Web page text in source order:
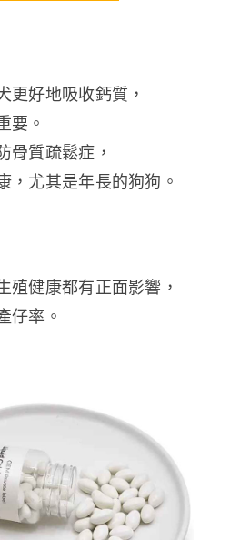
更好地吸收鈣質，
要。
骨質疏鬆症，
，尤其是年長的狗狗。
殖健康都有正面影響，
仔率。